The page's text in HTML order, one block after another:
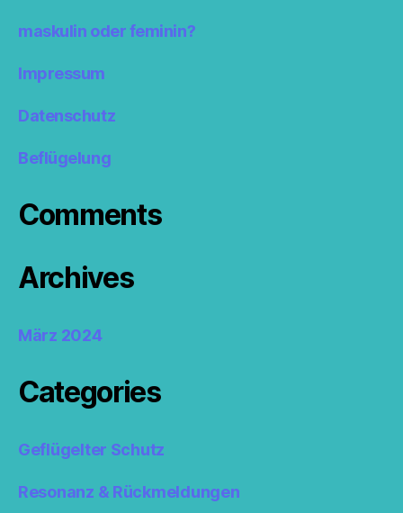
maskulin oder feminin?
Impressum
Datenschutz
Beflügelung
Comments
Archives
März 2024
Categories
Geflügelter Schutz
Resonanz & Rückmeldungen